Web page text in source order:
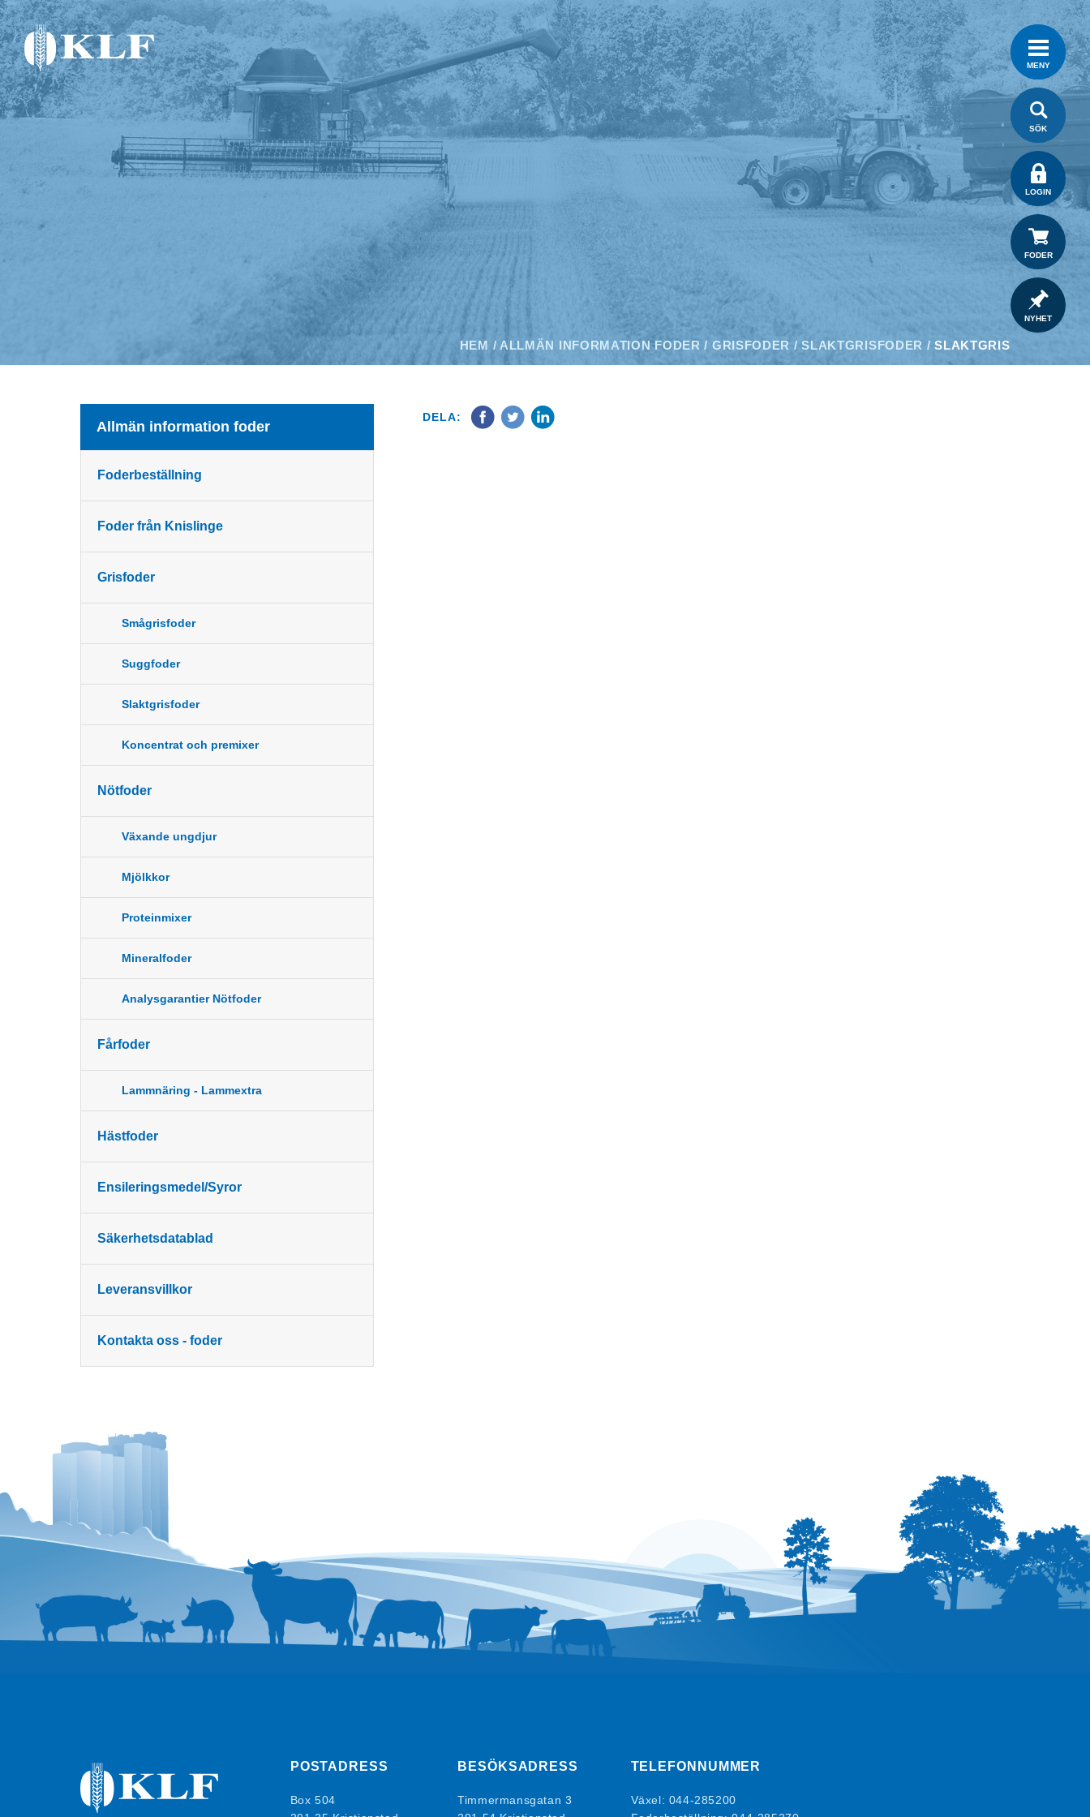
MENY
SÖK
LOGIN
FODER
NYHET
HEM / ALLMÄN INFORMATION FODER / GRISFODER /SLAKTGRISFODER /SLAKTGRIS
DELA:
Allmän information foder
Foderbeställning
Foder från Knislinge
Grisfoder
Smågrisfoder
Suggfoder
Slaktgrisfoder
Koncentrat och premixer
Nötfoder
Växande ungdjur
Mjölkkor
Proteinmixer
Mineralfoder
Analysgarantier Nötfoder
Fårfoder
Lammnäring - Lammextra
Hästfoder
Ensileringsmedel/Syror
Säkerhetsdatablad
Leveransvillkor
Kontakta oss - foder
POSTADRESS
Box 504
BESÖKSADRESS
Timmermansgatan 3
TELEFONNUMMER
Växel: 044-285200